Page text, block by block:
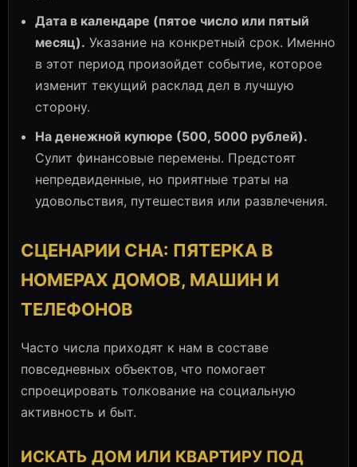
Дата в календаре (пятое число или пятый
месяц). Указание на конкретный срок. Именно
в этот период произойдет событие, которое
изменит текущий расклад дел в лучшую
сторону.
На денежной купюре (500, 5000 рублей).
Сулит финансовые перемены. Предстоят
непредвиденные, но приятные траты на
удовольствия, путешествия или развлечения.
СЦЕНАРИИ СНА: ПЯТЕРКА В
НОМЕРАХ ДОМОВ, МАШИН И
ТЕЛЕФОНОВ
Часто числа приходят к нам в составе
повседневных объектов, что помогает
спроецировать толкование на социальную
активность и быт.
ИСКАТЬ ДОМ ИЛИ КВАРТИРУ ПОД